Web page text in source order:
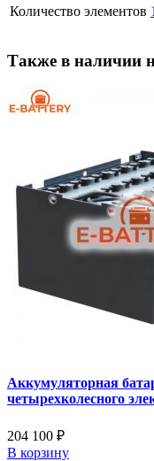
Количество элементов
Также в наличии
Аккумуляторная
четырехколесного
204 100 ₽
В корзину